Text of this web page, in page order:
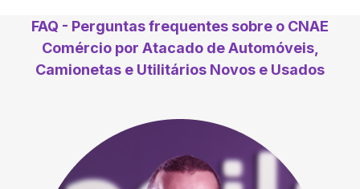
FAQ - Perguntas frequentes sobre o CNAE
Comércio por Atacado de Automóveis,
Camionetas e Utilitários Novos e Usados